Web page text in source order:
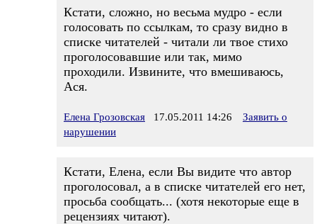
Кстати, сложно, но весьма мудро - если
голосовать по ссылкам, то сразу видно в
списке читателей - читали ли твое стихо
проголосовавшие или так, мимо
проходили. Извините, что вмешиваюсь,
Ася.
Елена Грозовская 17.05.2011 14:26
Заявить о
нарушении
Кстати, Елена, если Вы видите что автор
проголосовал, а в списке читателей его нет,
просьба сообщать... (хотя некоторые еще в
рецензиях читают).